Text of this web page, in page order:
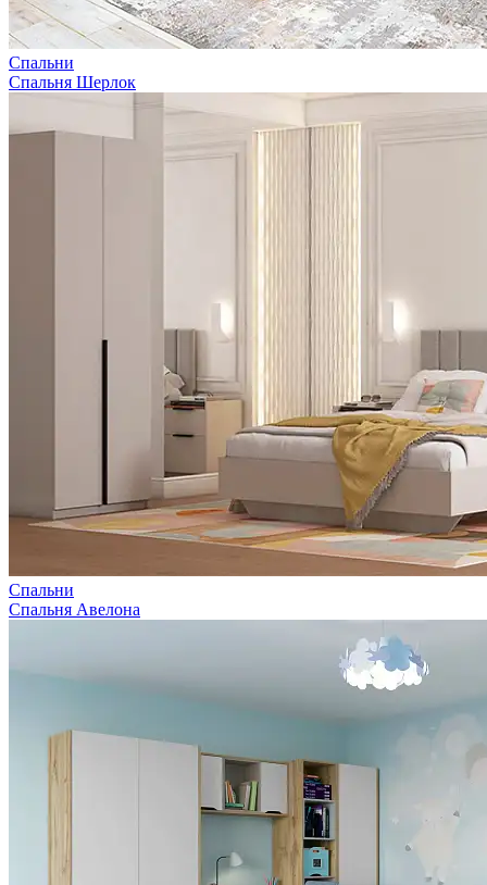
Спальни
Спальня Шерлок
Спальни
Спальня Авелона